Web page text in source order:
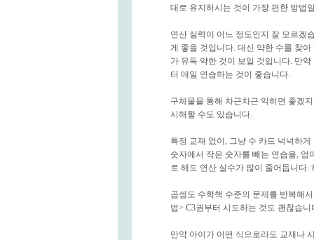
대로 유지하시는 것이 가장 편한 방법
연산 실력이 어느 정도인지 잘 모르겠
게 좋을 것입니다. 대신 약한 수를 찾
가 유독 약한 것이 보일 것입니다. 만
터 매일 연습하는 것이 좋습니다.
구체물을 통해 차근차근 익히면 좋겠
시해할 수도 있습니다.
특정 교재 없이, 그냥 수 카드 넉넉하
숫자에서 작은 숫자를 빼는 연습을,
로 해도 연산 실수가 많이 줄어듭니다.
곱셈도 수학책 수준의 문제를 반복해
법> C3권부터 시도하는 것도 괜찮습니
만약 아이가 어떤 식으로라도 교재나